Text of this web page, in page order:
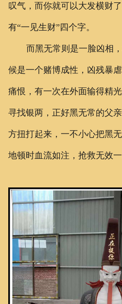
叹气，而你就可以大发横财
有“一见生财”四个字。
而黑无常则是一脸凶相
候是一个赌博成性，凶残暴
痛恨，有一次在外面输得精
寻找银两，正好黑无常的父
方扭打起来，一不小心把黑
地顿时血流如注，抢救无效一